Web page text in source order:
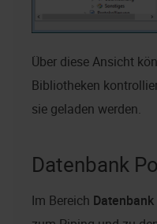
Über diese Ansicht
Bibliotheken
sie geladen werden.
Datenbank
Im Bereich Datenbank